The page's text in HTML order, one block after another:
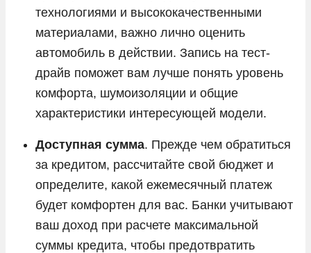
ГАЗ
Москвич
УАЗ
технологиями и высококачественными
материалами, важно лично оценить
автомобиль в действии. Запись на тест-
драйв поможет вам лучше понять уровень
комфорта, шумоизоляции и общие
характеристики интересующей модели.
Доступная сумма. Прежде чем обратиться
за кредитом, рассчитайте свой бюджет и
определите, какой ежемесячный платеж
будет комфортен для вас. Банки учитывают
ваш доход при расчете максимальной
суммы кредита, чтобы предотвратить